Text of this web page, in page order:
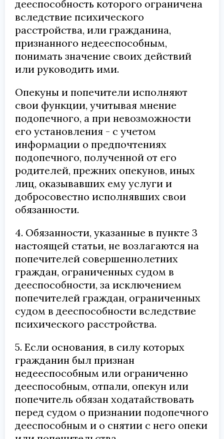
дееспособность которого ограничена
вследствие психического
расстройства, или гражданина,
признанного недееспособным,
понимать значение своих действий
или руководить ими.
Опекуны и попечители исполняют
свои функции, учитывая мнение
подопечного, а при невозможности
его установления - с учетом
информации о предпочтениях
подопечного, полученной от его
родителей, прежних опекунов, иных
лиц, оказывавших ему услуги и
добросовестно исполнявших свои
обязанности.
4. Обязанности, указанные в пункте 3
настоящей статьи, не возлагаются на
попечителей совершеннолетних
граждан, ограниченных судом в
дееспособности, за исключением
попечителей граждан, ограниченных
судом в дееспособности вследствие
психического расстройства.
5. Если основания, в силу которых
гражданин был признан
недееспособным или ограниченно
дееспособным, отпали, опекун или
попечитель обязан ходатайствовать
перед судом о признании подопечного
дееспособным и о снятии с него опеки